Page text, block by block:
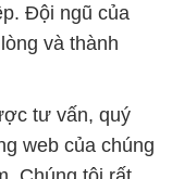
Đội ngũ của
và thành
tư vấn, quý
web của chúng